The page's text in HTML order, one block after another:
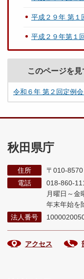
平成２９年 第１
平成２９年第１
このページを
令和６年 第２回定例会
秋田県庁
住所
〒010-
電話
018-860-
月曜日～金
年末年始を
法人番号
アクセス